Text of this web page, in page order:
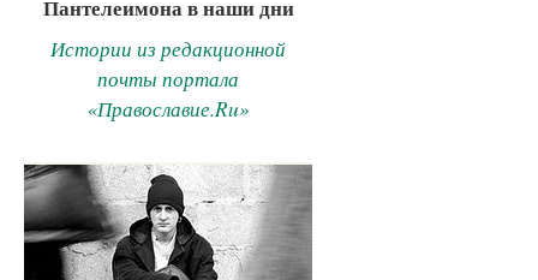
Пантелеимона в наши дни
Истории из редакционной
почты портала
«Православие.Ru»